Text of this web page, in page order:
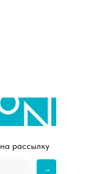
→
рассылку